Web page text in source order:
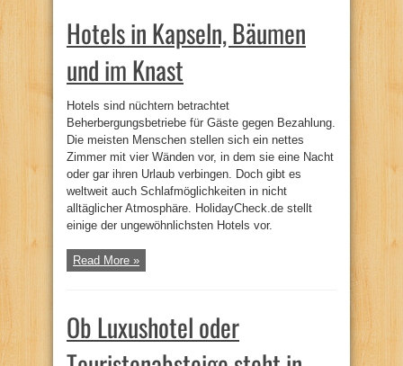
Hotels in Kapseln, Bäumen
und im Knast
Hotels sind nüchtern betrachtet
Beherbergungsbetriebe für Gäste gegen Bezahlung.
Die meisten Menschen stellen sich ein nettes
Zimmer mit vier Wänden vor, in dem sie eine Nacht
oder gar ihren Urlaub verbingen. Doch gibt es
weltweit auch Schlafmöglichkeiten in nicht
alltäglicher Atmosphäre. HolidayCheck.de stellt
einige der ungewöhnlichsten Hotels vor.
Read More »
Ob Luxushotel oder